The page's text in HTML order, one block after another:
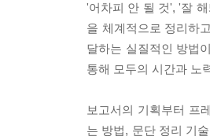
'어차피 안 될 것', '잘
을 체계적으로 정리하
달하는 실질적인 방법
통해 모두의 시간과 노
보고서의 기획부터 프
는 방법, 문단 정리 기